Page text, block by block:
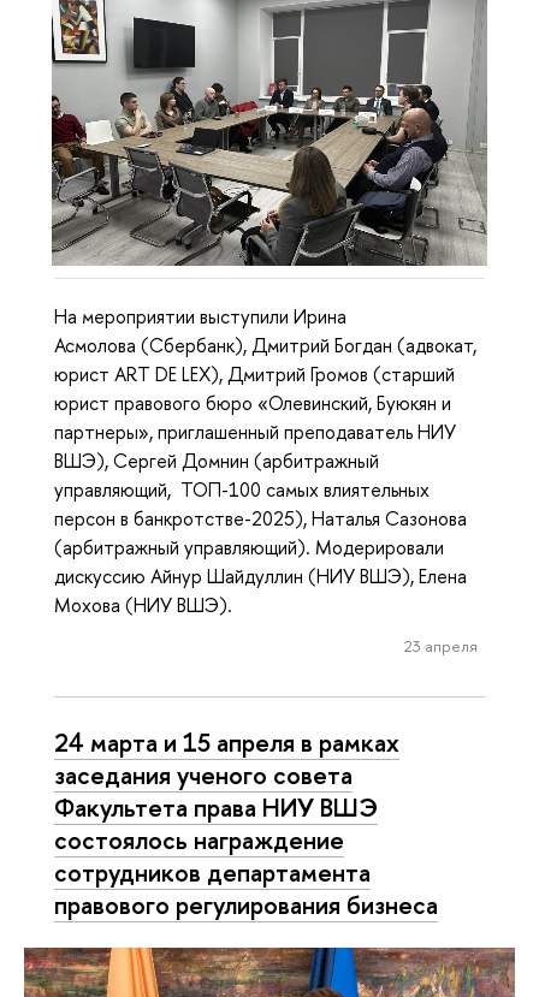
На мероприятии выступили Ирина
Асмолова (Сбербанк), Дмитрий Богдан (адвокат,
юрист ART DE LEX), Дмитрий Громов (старший
юрист правового бюро «Олевинский, Буюкян и
партнеры», приглашенный преподаватель НИУ
ВШЭ), Сергей Домнин (арбитражный
управляющий, ТОП-100 самых влиятельных
персон в банкротстве-2025), Наталья Сазонова
(арбитражный управляющий). Модерировали
дискуссию Айнур Шайдуллин (НИУ ВШЭ), Елена
Мохова (НИУ ВШЭ).
23 апреля
24 марта и 15 апреля в рамках
заседания ученого совета
Факультета права НИУ ВШЭ
состоялось награждение
сотрудников департамента
правового регулирования бизнеса